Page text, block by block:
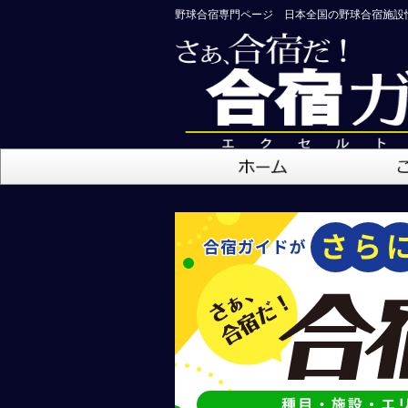
野球合宿専門ページ 日本全国の野球合宿施設